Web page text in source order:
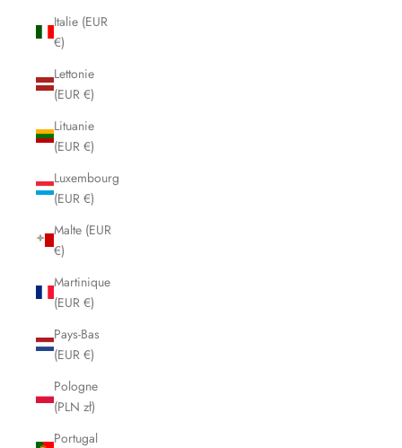
Italie (EUR
€)
Lettonie
(EUR €)
Lituanie
(EUR €)
Luxembourg
(EUR €)
Malte (EUR
€)
Martinique
(EUR €)
Pays-Bas
(EUR €)
Pologne
(PLN zł)
Portugal